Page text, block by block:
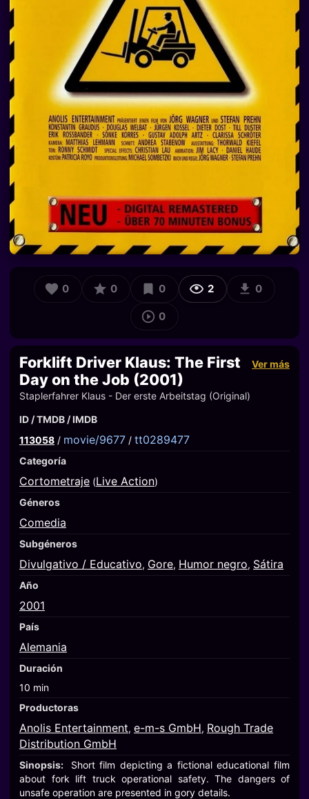
0 0 0 2 0
0
Forklift Driver Klaus: The First
Day on the Job (2001)
Ver más
Staplerfahrer Klaus - Der erste Arbeitstag (Original)
ID / TMDB / IMDB
113058 / movie/9677 / tt0289477
Categoría
Cortometraje (Live Action)
Géneros
Comedia
Subgéneros
Divulgativo / Educativo, Gore, Humor negro, Sátira
Año
2001
País
Alemania
Duración
10 min
Productoras
Anolis Entertainment, e-m-s GmbH, Rough Trade
Distribution GmbH
Sinopsis:
Short film depicting a fictional educational film
about fork lift truck operational safety. The dangers of
unsafe operation are presented in gory details.